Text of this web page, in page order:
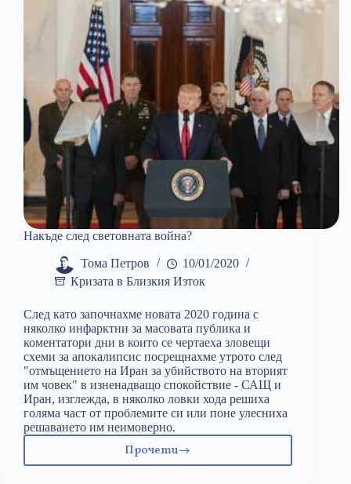
Накъде след световната война?
Тома Петров
10/01/2020
Кризата в Близкия Изток
След като започнахме новата 2020 година с
няколко инфарктни за масовата публика и
коментатори дни в които се чертаеха зловещи
схеми за апокалипсис посрещнахме утрото след
"отмъщението на Иран за убийството на вторият
им човек" в изненадващо спокойствие - САЩ и
Иран, изглежда, в няколко ловки хода решиха
голяма част от проблемите си или поне улесниха
решаването им неимоверно.
Прочети
Накъде